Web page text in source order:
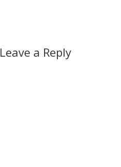
Leave a Reply